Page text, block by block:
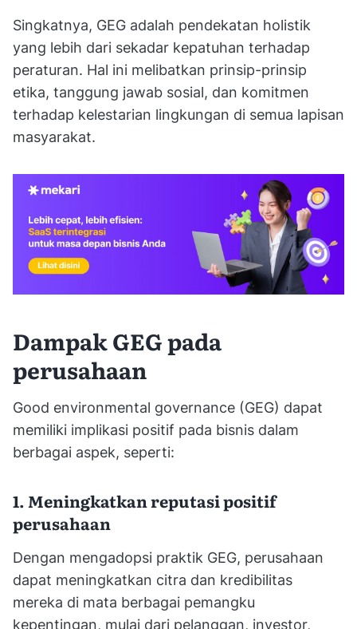
Singkatnya, GEG adalah pendekatan holistik
yang lebih dari sekadar kepatuhan terhadap
peraturan. Hal ini melibatkan prinsip-prinsip
etika, tanggung jawab sosial, dan komitmen
terhadap kelestarian lingkungan di semua lapisan
masyarakat.
Dampak GEG pada
perusahaan
Good environmental governance (GEG) dapat
memiliki implikasi positif pada bisnis dalam
berbagai aspek, seperti:
1. Meningkatkan reputasi positif
perusahaan
Dengan mengadopsi praktik GEG, perusahaan
dapat meningkatkan citra dan kredibilitas
mereka di mata berbagai pemangku
kepentingan, mulai dari pelanggan, investor,